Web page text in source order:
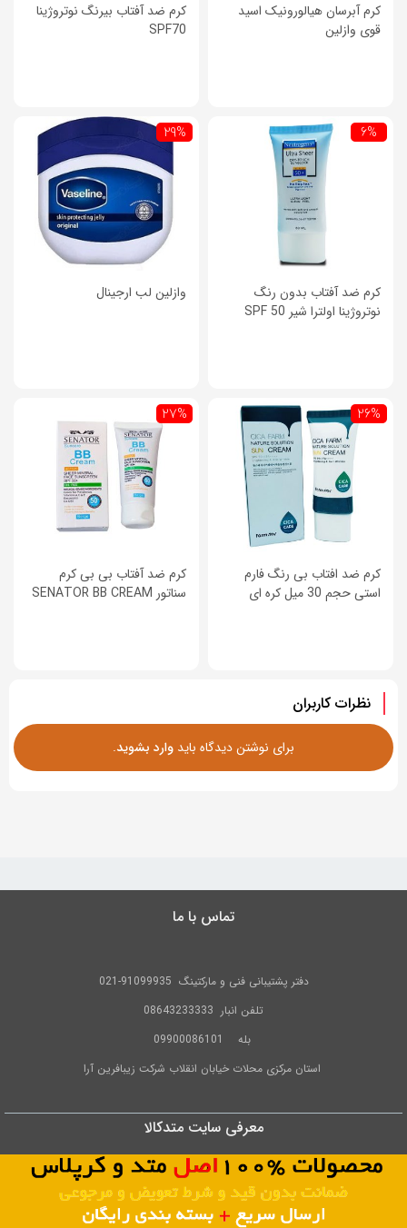
0
کرم آبرسان هیالورونیک اسید
قوی وازلین
کرم ضد آفتاب بیرنگ نوتروژینا
SPF70
6%
کرم ضد آفتاب بدون رنگ
نوتروژینا اولترا شیر SPF 50
29%
وازلین لب ارجینال
26%
کرم ضد افتاب بی رنگ فارم
استی حجم 30 میل کره ای
27%
کرم ضد آفتاب بی بی کرم
سناتور SENATOR BB CREAM
نظرات کاربران
برای نوشتن دیدگاه باید وارد بشوید.
تماس با ما
دفتر پشتیبانی فنی و مارکتینگ 91099935-021
تلفن انبار 08643233333
بله
09900086101
استان مرکزی محلات خیابان انقلاب شرکت زیبافرین آرا
معرفی سایت متدکالا
شرکت زیبافرین آرا مفتخر است محصولات آرایشی , بهداشتی و درمانی برندهای متد
method و کرپلاس careplus را با ضمانت کاملا اصل و بدون واسطه در اختیار هم وطنان
عزیز قرار دهد.همچنین فروشگاه متدکالا دارای نماد اعتماد الکترونیکی از طرف وزارت